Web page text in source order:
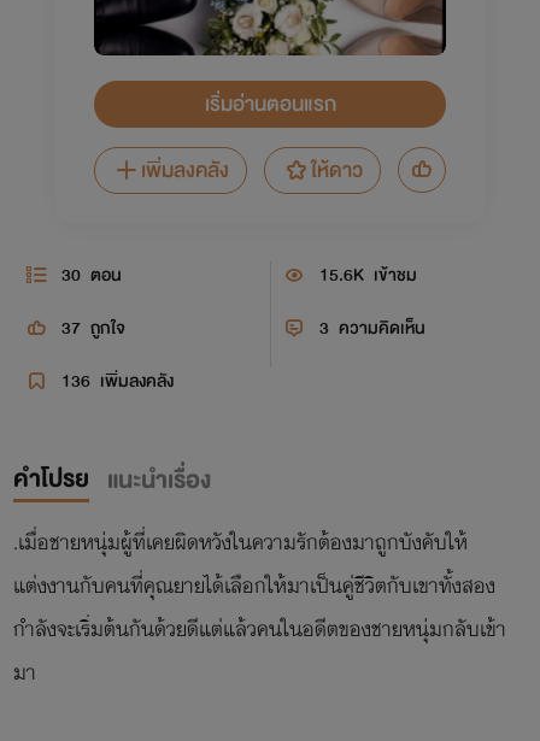
เริ่มอ่านตอนแรก
เพิ่มลงคลัง
ให้ดาว
30 ตอน 15.6K เข้าชม
37 ถูกใจ 3 ความคิดเห็น
136 เพิ่มลงคลัง
คำโปรย แนะนำเรื่อง
.เมื่อชายหนุ่มผู้ที่เคยผิดหวังในความรักต้องมาถูกบังคับให้
แต่งงานกับคนที่คุณยายได้เลือกให้มาเป็นคู่ชีวิตกับเขาทั้งสอง
กำลังจะเริ่มต้นกันด้วยดีแต่แล้วคนในอดีตของชายหนุ่มกลับเข้า
มา